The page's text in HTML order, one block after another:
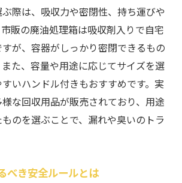
際は、吸収力や密閉性、持ち運びや
販の廃油処理箱は吸収剤入りで自宅
が、容器がしっかり密閉できるもの
た、容量や用途に応じてサイズを選
いハンドル付きもおすすめです。実
な回収用品が販売されており、用途
のを選ぶことで、漏れや臭いのトラ
べき安全ルールとは